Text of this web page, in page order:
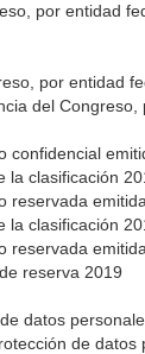
por entidad
por entidad
del
la clasificación
reservada
la clasificación
reservada
reserva 2019
datos
de datos